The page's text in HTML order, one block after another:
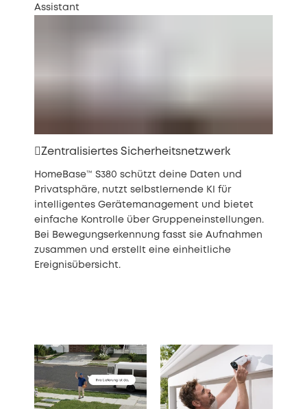
Assistant
Zentralisiertes Sicherheitsnetzwerk
HomeBase™ S380 schützt deine Daten und
Privatsphäre, nutzt selbstlernende KI für
intelligentes Gerätemanagement und bietet
einfache Kontrolle über Gruppeneinstellungen.
Bei Bewegungserkennung fasst sie Aufnahmen
zusammen und erstellt eine einheitliche
Ereignisübersicht.